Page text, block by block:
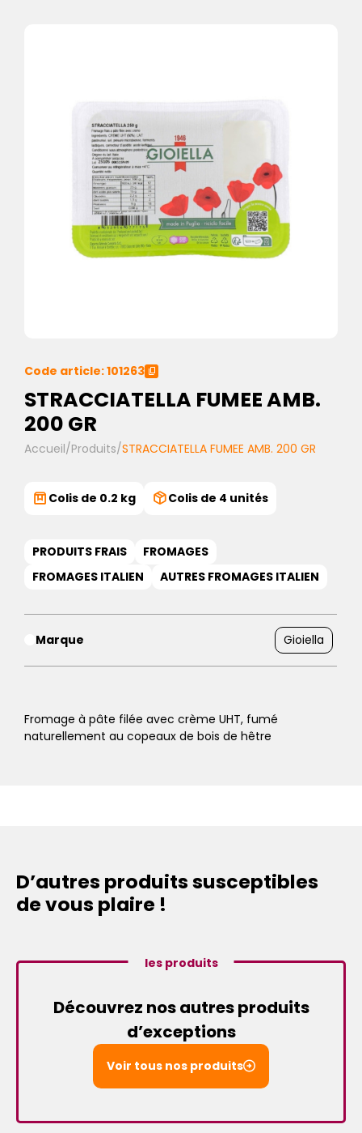
Code article: 101263
STRACCIATELLA FUMEE AMB.
200 GR
Accueil/Produits/STRACCIATELLA FUMEE AMB. 200 GR
Colis de 0.2 kg Colis de 4 unités
PRODUITS FRAIS
FROMAGES
FROMAGES ITALIEN
AUTRES FROMAGES ITALIEN
Marque Gioiella
Fromage à pâte filée avec crème UHT, fumé
naturellement au copeaux de bois de hêtre
D’autres produits susceptibles
de vous plaire !
les produits
Découvrez nos autres produits
d’exceptions
Voir tous nos produits